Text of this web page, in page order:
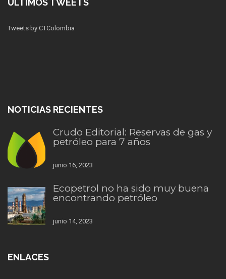
ÚLTIMOS TWEETS
Tweets by CTColombia
NOTICIAS RECIENTES
Crudo Editorial: Reservas de gas y
petróleo para 7 años
junio 16, 2023
Ecopetrol no ha sido muy buena
encontrando petróleo
junio 14, 2023
ENLACES